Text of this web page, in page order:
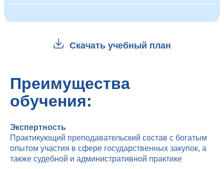
Скачать учебный план
Преимущества
обучения:
Экспертность
Практикующий преподавательский состав с богатым
опытом участия в сфере государственных закупок, а
также судебной и административной практике